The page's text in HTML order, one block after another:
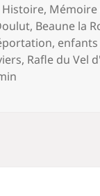
Histoire, Mémoire
, Beaune la
,
, Rafle du Vel